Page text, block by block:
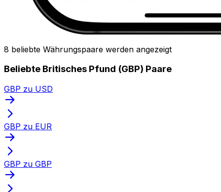
8 beliebte Währungspaare werden angezeigt
Beliebte Britisches Pfund (GBP) Paare
GBP zu USD
GBP zu EUR
GBP zu GBP